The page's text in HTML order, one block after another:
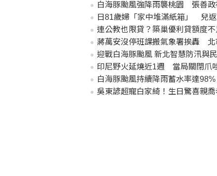
白海豚颱風強降雨襲桃園 張善政
日81歲婦「家中堆滿紙箱」 兒返
連公教也限貸？築巢優利貸額度
蔣萬安沒停班課搬氣象署挨轟 北
迎戰白海豚颱風 新北智慧防汛與
印尼野火延燒近1週 當局關閉爪
白海豚颱風持續降雨蓄水率達
吳東諺超寵白家綺！生日驚喜親